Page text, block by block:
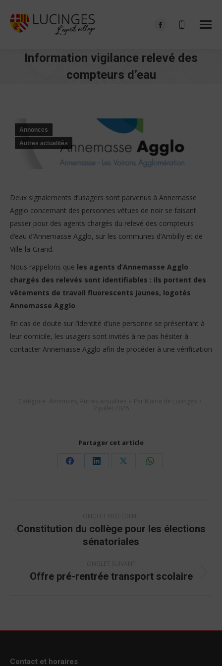
Facebook
opens
Information vigilance relevé des
compteurs d’eau
Annonces
Autres actualités
Deux signalements d’usagers sont parvenus à Annemasse
Agglo concernant des personnes vêtues de noir se faisant
passer pour des agents chargés du relevé des compteurs
d’eau d’Annemasse Agglo, sur les communes d’Ambilly et de
Ville-la-Grand.
Nous rappelons que les agents d’Annemasse Agglo
chargés des relevés sont identifiables : ils portent des
vêtements de travail fluorescents jaunes, logotés
Annemasse Agglo.
En cas de doute sur l’identité d’une personne se présentant à
leur domicile, les usagers sont invités à ne pas hésiter à
contacter Annemasse Agglo afin de procéder à une vérification
Partager cet article
Share
Share
Share
Share
de
commentaire
Onglet
Constitution du collège pour les élections
sénatoriales
Onglet
Offre pré-rentrée transport scolaire
Contact et horaires